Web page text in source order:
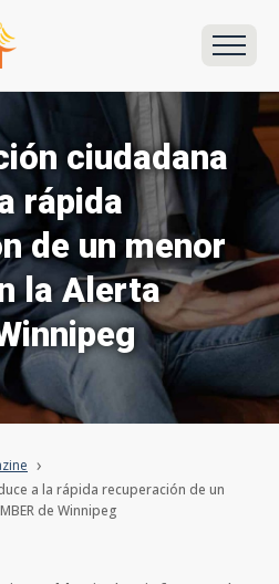
ciudadana
rápida
de un menor
la Alerta
a la rápida recuperación de un
de Winnipeg